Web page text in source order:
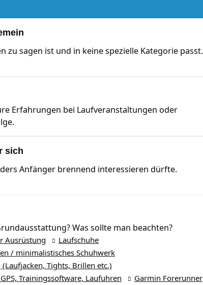
zu sagen ist und in keine spezielle Kategorie passt.
Erfahrungen bei Laufveranstaltungen oder
sich
Anfänger brennend interessieren dürfte.
Was sollte man beachten?
Ausrüstung
Laufschuhe
/ minimalistisches Schuhwerk
Tights, Brillen etc.)
Trainingssoftware, Laufuhren
Garmin Forerunner